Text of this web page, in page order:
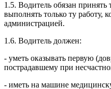
1.5. Водитель обязан принять
выполнять только ту работу,
администрацией.
1.6. Водитель должен:
- уметь оказывать первую
пострадавшему при
- иметь на машине